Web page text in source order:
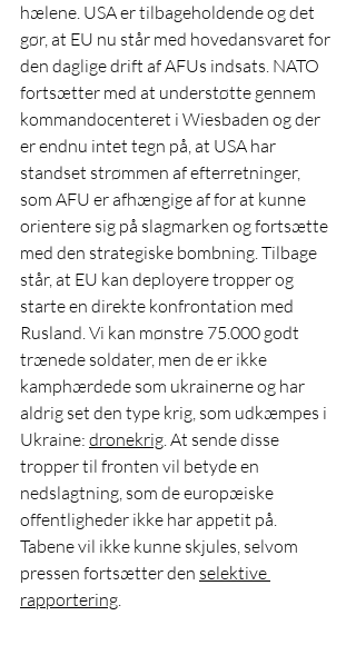
hælene. USA er tilbageholdende og det
gør, at EU nu står med hovedansvaret for
den daglige drift af AFUs indsats. NATO
fortsætter med at understøtte gennem
kommandocenteret i Wiesbaden og der
er endnu intet tegn på, at USA har
standset strømmen af efterretninger,
som AFU er afhængige af for at kunne
orientere sig på slagmarken og fortsætte
med den strategiske bombning. Tilbage
står, at EU kan deployere tropper og
starte en direkte konfrontation med
Rusland. Vi kan mønstre 75.000 godt
trænede soldater, men de er ikke
kamphærdede som ukrainerne og har
aldrig set den type krig, som udkæmpes i
Ukraine: dronekrig. At sende disse
tropper til fronten vil betyde en
nedslagtning, som de europæiske
offentligheder ikke har appetit på.
Tabene vil ikke kunne skjules, selvom
pressen fortsætter den selektive
rapportering.